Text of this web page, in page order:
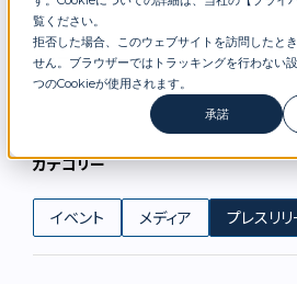
覧ください。
拒否した場合、このウェブサイトを訪問したと
せん。ブラウザーではトラッキングを行わない
つのCookieが使用されます。
承諾
ニュース
カテゴリー
イベント メディア プレスリリ